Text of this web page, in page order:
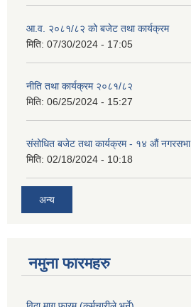
आ.व. २०८१/८२ को बजेट तथा कार्यक्रम
मिति: 07/30/2024 - 17:05
नीति तथा कार्यक्रम २०८१/८२
मिति: 06/25/2024 - 15:27
संसोधित बजेट तथा कार्यक्रम - १४ औं नगरसभा
मिति: 02/18/2024 - 10:18
अन्य
नमुना फारमहरु